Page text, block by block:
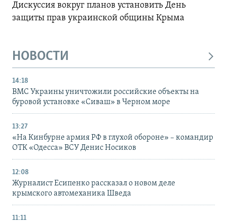
Дискуссия вокруг планов установить День
защиты прав украинской общины Крыма
НОВОСТИ
14:18
ВМС Украины уничтожили российские объекты на
буровой установке «Сиваш» в Черном море
13:27
«На Кинбурне армия РФ в глухой обороне» – командир
ОТК «Одесса» ВСУ Денис Носиков
12:08
Журналист Есипенко рассказал о новом деле
крымского автомеханика Шведа
11:11